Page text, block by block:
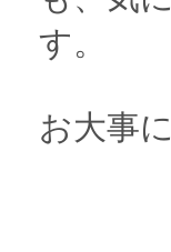
す。
お大事に